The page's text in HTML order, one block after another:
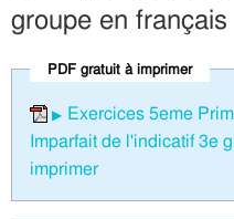
groupe en français
PDF gratuit à imprimer
Exercices 5eme
Imparfait de l'indicatif 3e
imprimer